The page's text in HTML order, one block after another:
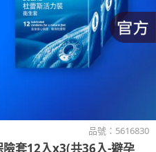
品號： 5616830
險套12入x3(共36入-避孕